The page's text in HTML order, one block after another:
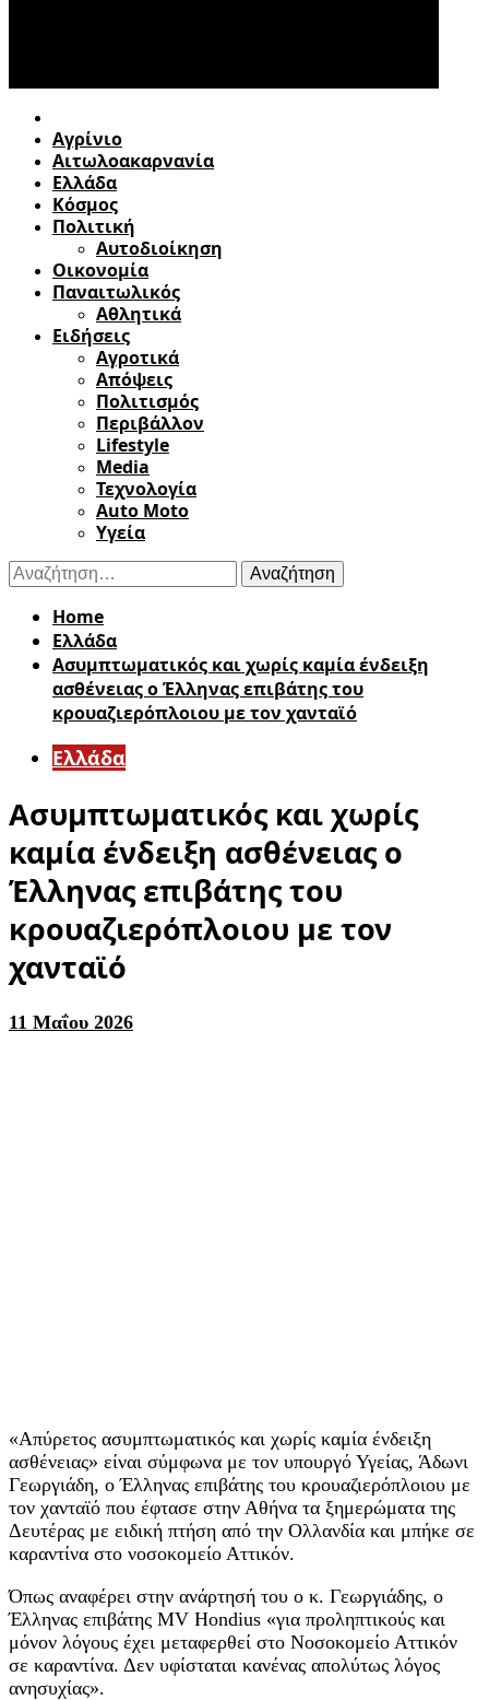
Αγρίνιο
Αιτωλοακαρνανία
Ελλάδα
Κόσμος
Πολιτική
Αυτοδιοίκηση
Οικονομία
Παναιτωλικός
Αθλητικά
Ειδήσεις
Αγροτικά
Απόψεις
Πολιτισμός
Περιβάλλον
Lifestyle
Media
Τεχνολογία
Auto Moto
Υγεία
Αναζήτηση
για:
Home
Ελλάδα
Ασυμπτωματικός και χωρίς καμία ένδειξη
ασθένειας ο Έλληνας επιβάτης του
κρουαζιερόπλοιου με τον χανταϊό
Ελλάδα
Ασυμπτωματικός και χωρίς
καμία ένδειξη ασθένειας ο
Έλληνας επιβάτης του
κρουαζιερόπλοιου με τον
χανταϊό
11 Μαΐου 2026
«Απύρετος ασυμπτωματικός και χωρίς καμία ένδειξη
ασθένειας» είναι σύμφωνα με τον υπουργό Υγείας, Άδωνι
Γεωργιάδη, ο Έλληνας επιβάτης του κρουαζιερόπλοιου με
τον χανταϊό που έφτασε στην Αθήνα τα ξημερώματα της
Δευτέρας με ειδική πτήση από την Ολλανδία και μπήκε σε
καραντίνα στο νοσοκομείο Αττικόν.
Όπως αναφέρει στην ανάρτησή του ο κ. Γεωργιάδης, ο
Έλληνας επιβάτης MV Hondius «για προληπτικούς και
μόνον λόγους έχει μεταφερθεί στο Νοσοκομείο Αττικόν
σε καραντίνα. Δεν υφίσταται κανένας απολύτως λόγος
ανησυχίας».